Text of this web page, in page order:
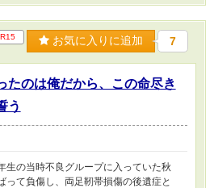
R15 お気に入りに追加 7
たのは俺だから、この命尽き
う
生の当時不良グループに入っていた秋
って負傷し、両足靭帯損傷の後遺症と